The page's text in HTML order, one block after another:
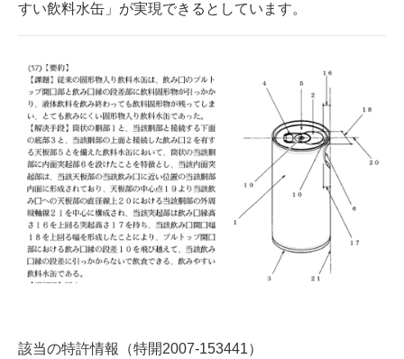
すい飲料水缶」が実現できるとしています。
該当の特許情報（特開2007-153441）